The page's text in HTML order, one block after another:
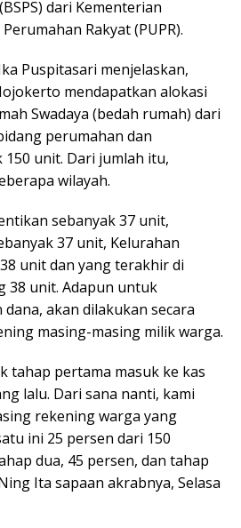
dari Kementerian
Rakyat (PUPR).
Puspitasari menjelaskan,
mendapatkan alokasi
Swadaya (bedah rumah) dari
perumahan dan
unit. Dari jumlah itu,
wilayah.
sebanyak 37 unit,
37 unit, Kelurahan
unit dan yang terakhir di
38 unit. Adapun untuk
akan dilakukan secara
masing-masing milik warga.
tahap pertama masuk ke kas
lalu. Dari sana nanti, kami
rekening warga yang
ini 25 persen dari 150
dua, 45 persen, dan tahap
Ita sapaan akrabnya, Selasa